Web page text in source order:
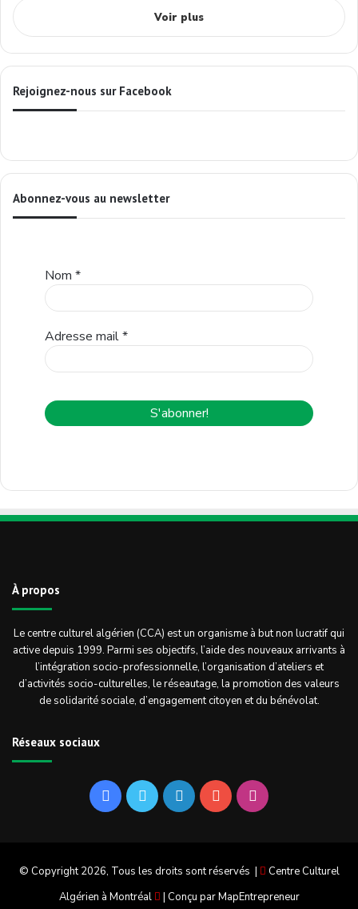
Voir plus
Rejoignez-nous sur Facebook
Abonnez-vous au newsletter
Nom *
Adresse mail*
À propos
Le centre culturel algérien (CCA) est un organisme à but non lucratif qui
active depuis 1999. Parmi ses objectifs, l’aide des nouveaux arrivants à
l’intégration socio-professionnelle, l’organisation d’ateliers et
d’activités socio-culturelles, le réseautage, la promotion des valeurs
de solidarité sociale, d’engagement citoyen et du bénévolat.
Réseaux sociaux
FacebookTwitterLinkedinYouTubeInstagram
© Copyright 2026, Tous les droits sont réservés |
Centre Culturel
Algérien à Montréal
| Conçu parMapEntrepreneur